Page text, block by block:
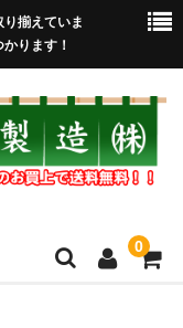
揃えていま
ります！
0